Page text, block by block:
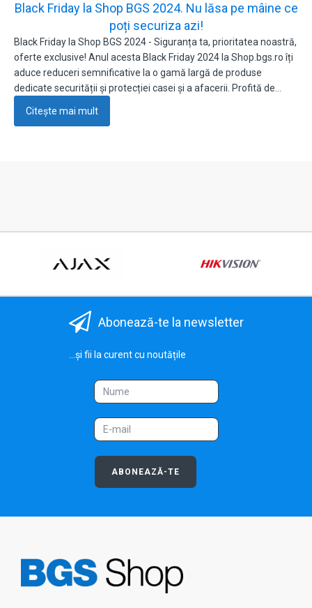
Black Friday la Shop BGS 2024. Nu lăsa pe mâine ce
poți securiza azi!
Black Friday la Shop BGS 2024 - Siguranța ta, prioritatea noastră,
oferte exclusive! Anul acesta Black Friday 2024 la Shop.bgs.ro îți
aduce reduceri semnificative la o gamă largă de produse
dedicate securității și protecției casei și a afacerii. Profită de…
Citește mai mult
Abonează-te la newsletter
...și fii la curent cu noutățile
ABONEAZĂ-TE